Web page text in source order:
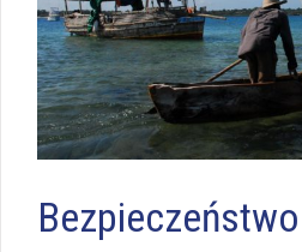
Bezpieczeństwo